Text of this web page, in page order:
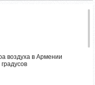
воздуха в Армении